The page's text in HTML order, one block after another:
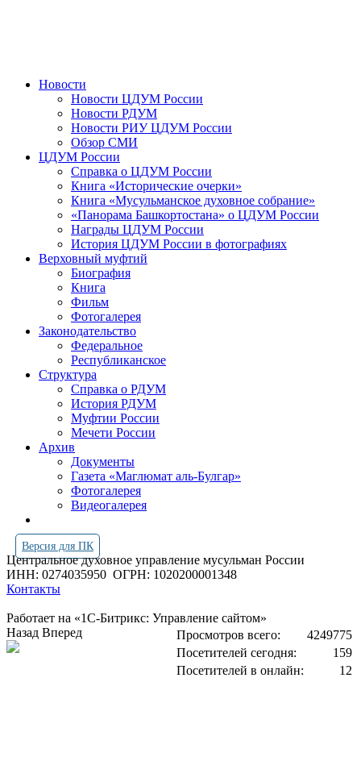
Новости
Новости ЦДУМ России
Новости РДУМ
Новости РИУ ЦДУМ России
Обзор СМИ
ЦДУМ России
Справка о ЦДУМ России
Книга «Исторические очерки»
Книга «Мусульманское духовное собрание»
«Панорама Башкортостана» о ЦДУМ России
Награды ЦДУМ России
История ЦДУМ России в фотографиях
Верховный муфтий
Биография
Книга
Фильм
Фотогалерея
Законодательство
Федеральное
Республиканское
Структура
Справка о РДУМ
История РДУМ
Муфтии России
Мечети России
Архив
Документы
Газета «Маглюмат аль-Булгар»
Фотогалерея
Видеогалерея
Версия для ПК
Центральное духовное управление мусульман России
ИНН: 0274035950 ОГРН: 1020200001348
Контакты
Работает на «1С-Битрикс: Управление сайтом»
Просмотров всего:
4249775
Посетителей сегодня:
159
Посетителей в онлайн:
12
Назад Вперед